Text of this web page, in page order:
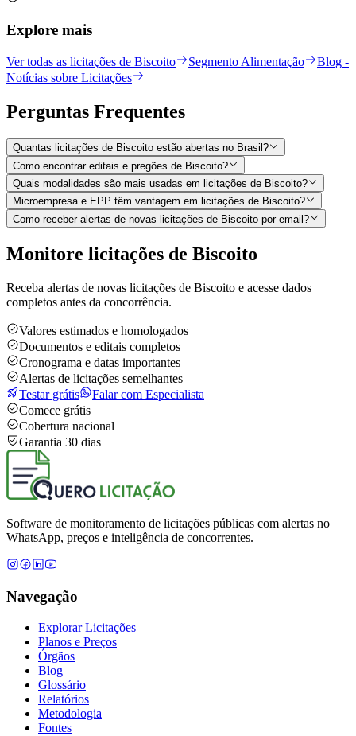
Explore mais
Ver todas as licitações de Biscoito Segmento Alimentação
Blog -
Notícias sobre Licitações
Perguntas Frequentes
Quantas licitações de Biscoito estão abertas no Brasil?
Como encontrar editais e pregões de Biscoito?
Quais modalidades são mais usadas em licitações de Biscoito?
Microempresa e EPP têm vantagem em licitações de Biscoito?
Como receber alertas de novas licitações de Biscoito por email?
Monitore licitações de Biscoito
Receba alertas de novas licitações de Biscoito e acesse dados
completos antes da concorrência.
Valores estimados e homologados
Documentos e editais completos
Cronograma e datas importantes
Alertas de licitações semelhantes
Testar grátis
Falar com Especialista
Comece grátis
Cobertura nacional
Garantia 30 dias
Software de monitoramento de licitações públicas com alertas no
WhatsApp, preços e inteligência de concorrentes.
Navegação
Explorar Licitações
Planos e Preços
Órgãos
Blog
Glossário
Relatórios
Metodologia
Fontes